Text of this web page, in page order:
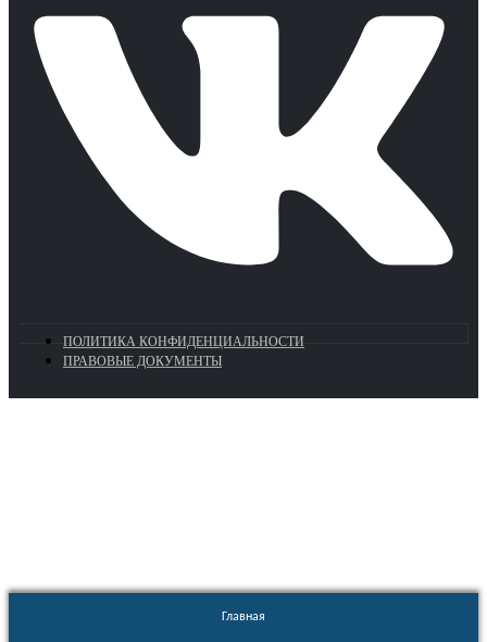
ПОЛИТИКА КОНФИДЕНЦИАЛЬНОСТИ
ПРАВОВЫЕ ДОКУМЕНТЫ
Главная